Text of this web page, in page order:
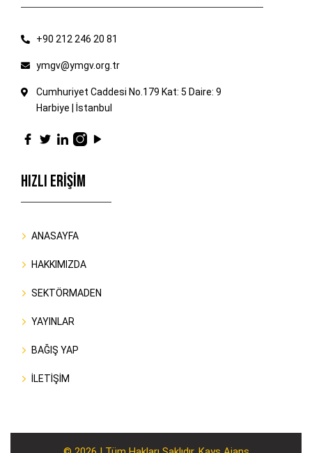
+90 212 246 20 81
ymgv@ymgv.org.tr
Cumhuriyet Caddesi No.179 Kat: 5 Daire: 9
Harbiye | İstanbul
HIZLI ERİŞİM
ANASAYFA
HAKKIMIZDA
SEKTÖRMADEN
YAYINLAR
BAĞIŞ YAP
İLETİŞİM